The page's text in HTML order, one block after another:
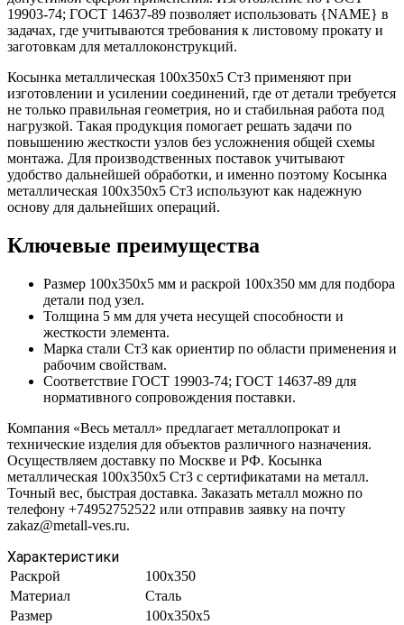
19903-74; ГОСТ 14637-89 позволяет использовать {NAME} в
задачах, где учитываются требования к листовому прокату и
заготовкам для металлоконструкций.
Косынка металлическая 100х350х5 Ст3 применяют при
изготовлении и усилении соединений, где от детали требуется
не только правильная геометрия, но и стабильная работа под
нагрузкой. Такая продукция помогает решать задачи по
повышению жесткости узлов без усложнения общей схемы
монтажа. Для производственных поставок учитывают
удобство дальнейшей обработки, и именно поэтому Косынка
металлическая 100х350х5 Ст3 используют как надежную
основу для дальнейших операций.
Ключевые преимущества
Размер 100х350х5 мм и раскрой 100х350 мм для подбора
детали под узел.
Толщина 5 мм для учета несущей способности и
жесткости элемента.
Марка стали Ст3 как ориентир по области применения и
рабочим свойствам.
Соответствие ГОСТ 19903-74; ГОСТ 14637-89 для
нормативного сопровождения поставки.
Компания «Весь металл» предлагает металлопрокат и
технические изделия для объектов различного назначения.
Осуществляем доставку по Москве и РФ. Косынка
металлическая 100х350х5 Ст3 с сертификатами на металл.
Точный вес, быстрая доставка. Заказать металл можно по
телефону +74952752522 или отправив заявку на почту
zakaz@metall-ves.ru.
Характеристики
Раскрой
100х350
Материал
Сталь
Размер
100х350х5